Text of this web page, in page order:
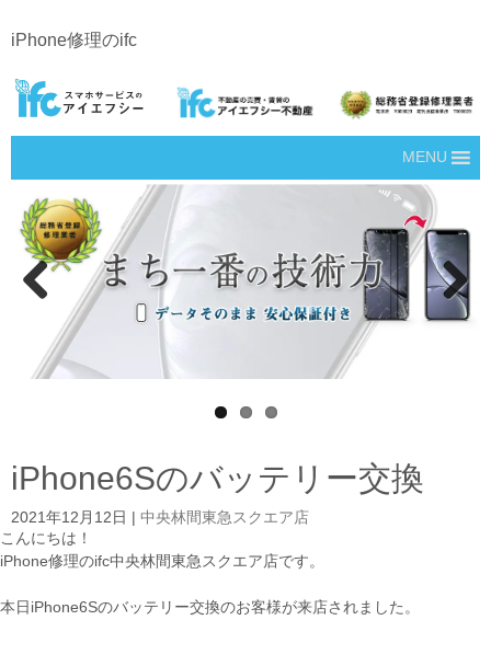
iPhone修理のifc
MENU
Next
iPhone6Sのバッテリー交換
2021年12月12日
中央林間東急スクエア店
こんにちは！
iPhone修理のifc中央林間東急スクエア店です。
本日iPhone6Sのバッテリー交換のお客様が来店されました。